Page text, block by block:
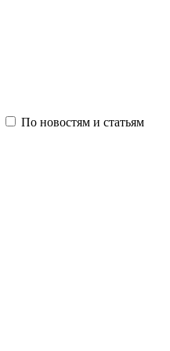
По новостям и статьям